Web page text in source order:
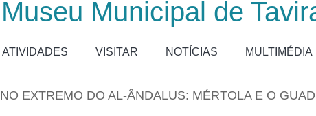
Museu Municipal de
ATIVIDADES VISITAR NOTÍCIAS MULTIMÉDIA
NO EXTREMO DO AL-ÂNDALUS: MÉRTOLA E O